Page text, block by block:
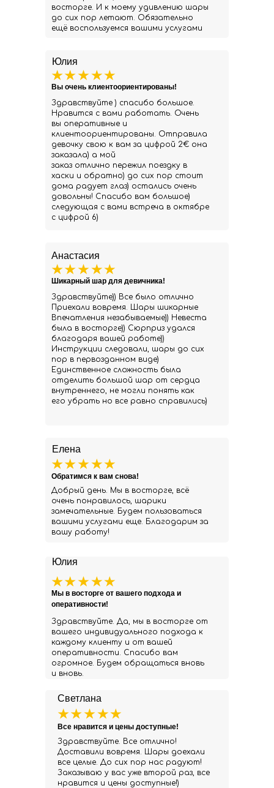
Юлия
Здравствуйте. Да, мы в восторге от
вашего индивидуального подхода к
каждому клиенту и от вашей
оперативности. Спасибо вам
огромное. Будем обращаться вновь
и вновь.
Мы в восторге от вашего подхода и
оперативности!
Светлана
Здравствуйте. Все отлично!
Доставили вовремя. Шары доехали
все целые. До сих пор нас радуют!
Заказываю у вас уже второй раз, все
нравится и цены доступные!)
Все нравится и цены доступные!
Елена
Добрый день. Мы в восторге, всё
очень понравилось, шарики
замечательные. Будем пользоваться
вашими услугами еще. Благодарим за
вашу работу!
Обратимся к вам снова!
Юлия
Здравствуйте ) спасибо большое.
Нравится с вами работать. Очень
вы оперативные и
клиентоориентированы. Отправила
девочку свою к вам за цифрой 2€ она
заказала) а мой
заказ отлично пережил поездку в
хаски и обратно) до сих пор стоит
дома радует глаз) остались очень
довольны! Спасибо вам большое)
следующая с вами встреча в октябре
с цифрой 6)
Вы очень клиентоориентированы!
Анастасия
Здравствуйте)) Все было отлично
Приехали вовремя. Шары шикарные
Впечатления незабываемые)) Невеста
была в восторге)) Сюрприз удался
благодаря вашей работе))
Инструкции следовали, шары до сих
пор в первозданном виде)
Единственное сложность была
отделить большой шар от сердца
внутреннего, не могли понять как
его убрать но все равно справились)
Шикарный шар для девичника!
восторге. И к моему удивлению шары
до сих пор летают. Обязательно
ещё воспользуемся вашими услугами